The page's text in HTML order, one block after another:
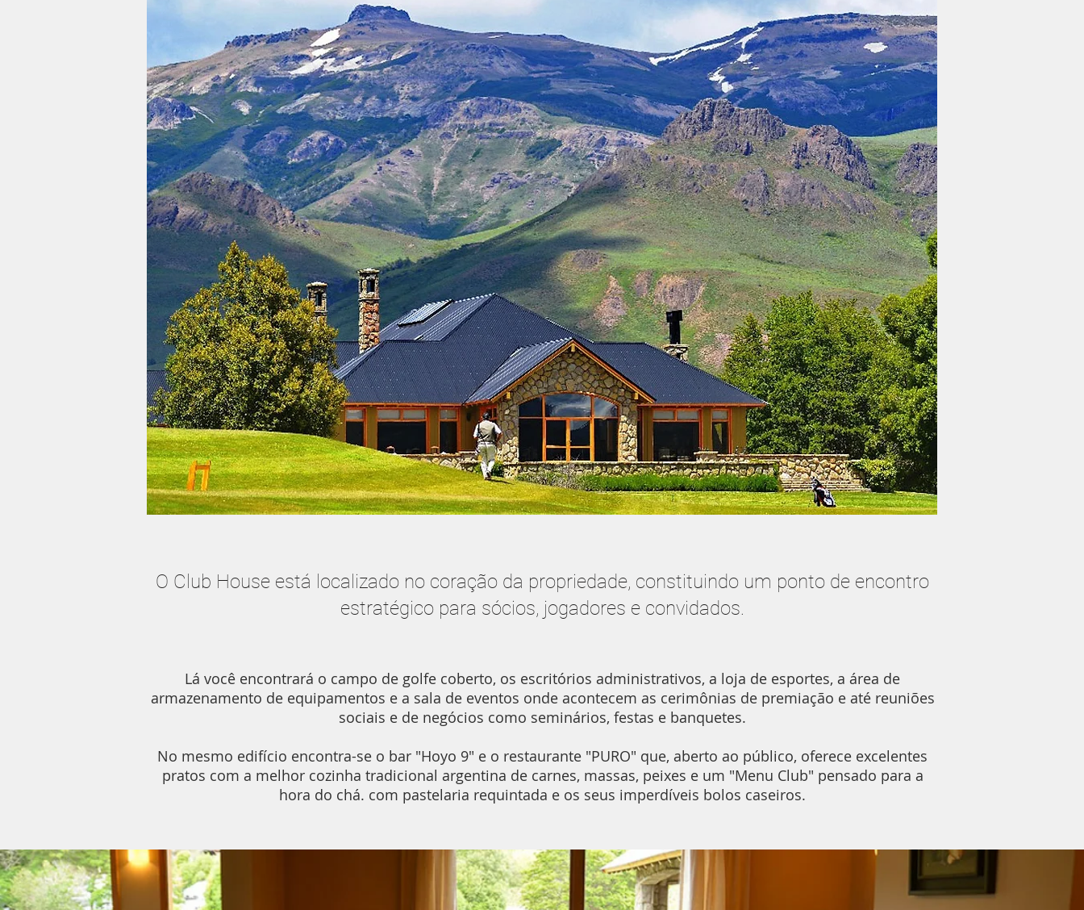
O Club House está localizado no coração da propriedade, constituindo um ponto de encontro
estratégico para sócios, jogadores e convidados.
Lá você encontrará o campo de golfe coberto, os escritórios administrativos, a loja de esportes, a área de
armazenamento de equipamentos e a sala de eventos onde acontecem as cerimônias de premiação e até reuniões
sociais e de negócios como seminários, festas e banquetes.
No mesmo edifício encontra-se o bar "Hoyo 9" e o restaurante "PURO" que, aberto ao público, oferece excelentes
pratos com a melhor cozinha tradicional argentina de carnes, massas, peixes e um "Menu Club" pensado para a
hora do chá. com pastelaria requintada e os seus imperdíveis bolos caseiros.